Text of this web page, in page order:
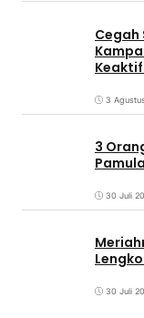
Cegah
3
3
30 Juli
30 Juli